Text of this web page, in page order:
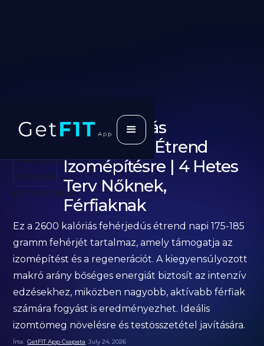
2600 Kalóriás
Fehérjedús Étrend
Izomépítésre | 4 Hetes
Terv Nőknek,
Férfiaknak
Ez a 2600 kalóriás fehérjedús étrend napi 175-185
gramm fehérjét tartalmaz, amely támogatja az
izomépítést és a regenerációt. A kiegyensúlyozott
makró arány bőséges energiát biztosít az intenzív
edzésekhez, miközben nagyobb, aktívabb férfiak
számára fogyást is eredményezhet. Ideális
izomtömeg növelésre és testösszetétel javítására.
Írta: GetFIT App Csapata July 24, 2026